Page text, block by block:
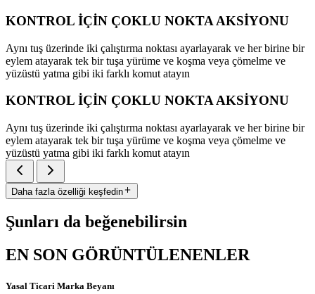
KONTROL İÇİN ÇOKLU NOKTA AKSİYONU
Aynı tuş üzerinde iki çalıştırma noktası ayarlayarak ve her birine bir
eylem atayarak tek bir tuşa yürüme ve koşma veya çömelme ve
yüzüstü yatma gibi iki farklı komut atayın
KONTROL İÇİN ÇOKLU NOKTA AKSİYONU
Aynı tuş üzerinde iki çalıştırma noktası ayarlayarak ve her birine bir
eylem atayarak tek bir tuşa yürüme ve koşma veya çömelme ve
yüzüstü yatma gibi iki farklı komut atayın
Daha fazla özelliği keşfedin
Şunları da beğenebilirsin
EN SON GÖRÜNTÜLENENLER
Yasal Ticari Marka Beyanı